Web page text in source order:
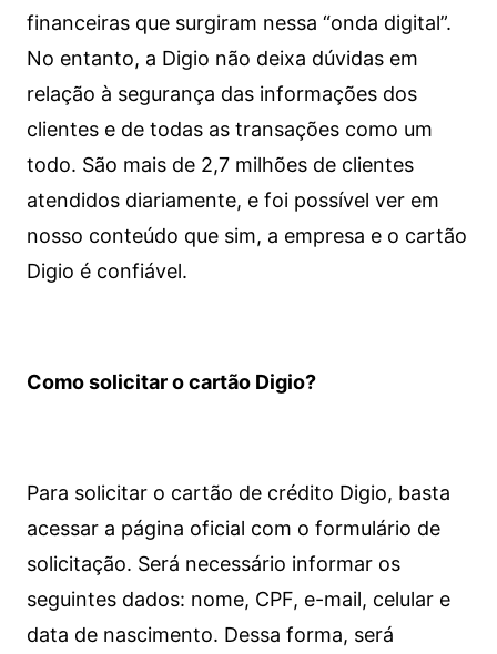
financeiras que surgiram nessa “onda digital”.
No entanto, a Digio não deixa dúvidas em
relação à segurança das informações dos
clientes e de todas as transações como um
todo. São mais de 2,7 milhões de clientes
atendidos diariamente, e foi possível ver em
nosso conteúdo que sim, a empresa e o cartão
Digio é confiável.
Como solicitar o cartão Digio?
Para solicitar o cartão de crédito Digio, basta
acessar a página oficial com o formulário de
solicitação. Será necessário informar os
seguintes dados: nome, CPF, e-mail, celular e
data de nascimento. Dessa forma, será